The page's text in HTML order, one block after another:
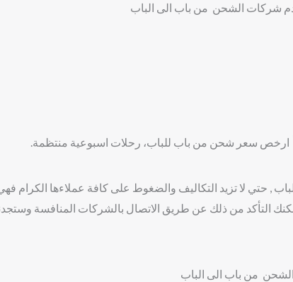
شركات الشحن من باب الى الباب
ارخص سعر شحن من باب للباب، رحلات اسبوعية منتظمة.
حتي لا تزيد التكاليف والضغوط على كافة عملاءها الكرام
التأكد من ذلك عن طريق الاتصال بالشركات المنافسة
من باب الى الباب